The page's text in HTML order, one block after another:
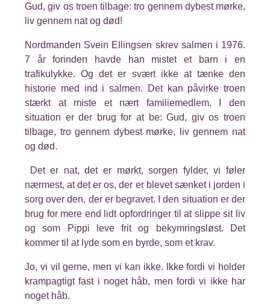
Gud, giv os troen tilbage: tro gennem dybest mørke,
liv gennem nat og død!
Nordmanden Svein Ellingsen skrev salmen i 1976.
7 år forinden havde han mistet et barn i en
trafikulykke. Og det er svært ikke at tænke den
historie med ind i salmen. Det kan påvirke troen
stærkt at miste et nært familiemedlem. I den
situation er der brug for at be: Gud, giv os troen
tilbage, tro gennem dybest mørke, liv gennem nat
og død.
Det er nat, det er mørkt, sorgen fylder, vi føler
nærmest, at det er os, der er blevet sænket i jorden i
sorg over den, der er begravet. I den situation er der
brug for mere end lidt opfordringer til at slippe sit liv
og som Pippi leve frit og bekymringsløst. Det
kommer til at lyde som en byrde, som et krav.
Jo, vi vil gerne, men vi kan ikke. Ikke fordi vi holder
krampagtigt fast i noget håb, men fordi vi ikke har
noget håb.